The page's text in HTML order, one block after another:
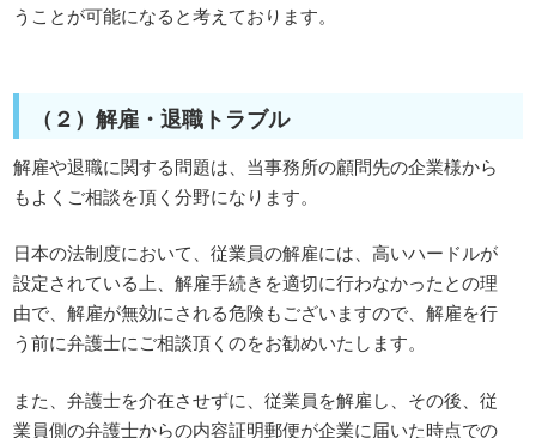
うことが可能になると考えております。
（２）解雇・退職トラブル
解雇や退職に関する問題は、当事務所の顧問先の企業様から
もよくご相談を頂く分野になります。
日本の法制度において、従業員の解雇には、高いハードルが
設定されている上、解雇手続きを適切に行わなかったとの理
由で、解雇が無効にされる危険もございますので、解雇を行
う前に弁護士にご相談頂くのをお勧めいたします。
また、弁護士を介在させずに、従業員を解雇し、その後、従
業員側の弁護士からの内容証明郵便が企業に届いた時点での